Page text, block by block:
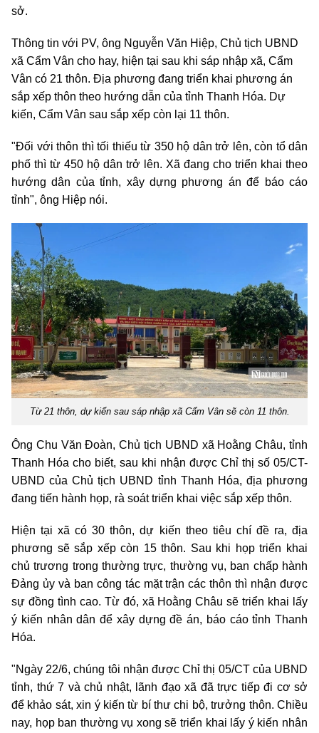
sở.
Thông tin với PV, ông Nguyễn Văn Hiệp, Chủ tịch UBND
xã Cẩm Vân cho hay, hiện tại sau khi sáp nhập xã, Cẩm
Vân có 21 thôn. Địa phương đang triển khai phương án
sắp xếp thôn theo hướng dẫn của tỉnh Thanh Hóa. Dự
kiến, Cẩm Vân sau sắp xếp còn lại 11 thôn.
"Đối với thôn thì tối thiếu từ 350 hộ dân trở lên, còn tổ dân
phố thì từ 450 hộ dân trở lên. Xã đang cho triển khai theo
hướng dân của tỉnh, xây dựng phương án để báo cáo
tỉnh", ông Hiệp nói.
Từ 21 thôn, dự kiến sau sáp nhập xã Cẩm Vân sẽ còn 11 thôn.
Ông Chu Văn Đoàn, Chủ tịch UBND xã Hoằng Châu, tỉnh
Thanh Hóa cho biết, sau khi nhận được Chỉ thị số 05/CT-
UBND của Chủ tịch UBND tỉnh Thanh Hóa, địa phương
đang tiến hành họp, rà soát triển khai việc sắp xếp thôn.
Hiện tại xã có 30 thôn, dự kiến theo tiêu chí đề ra, địa
phương sẽ sắp xếp còn 15 thôn. Sau khi họp triển khai
chủ trương trong thường trực, thường vụ, ban chấp hành
Đảng ủy và ban công tác mặt trận các thôn thì nhận được
sự đồng tình cao. Từ đó, xã Hoằng Châu sẽ triển khai lấy
ý kiến nhân dân để xây dựng đề án, báo cáo tỉnh Thanh
Hóa.
"Ngày 22/6, chúng tôi nhận được Chỉ thị 05/CT của UBND
tỉnh, thứ 7 và chủ nhật, lãnh đạo xã đã trực tiếp đi cơ sở
để khảo sát, xin ý kiến từ bí thư chi bộ, trưởng thôn. Chiều
nay, họp ban thường vụ xong sẽ triển khai lấy ý kiến nhân